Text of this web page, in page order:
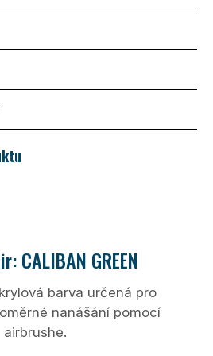
CALIBAN GREEN
barva určená pro
nanášání pomocí
airbrushe.